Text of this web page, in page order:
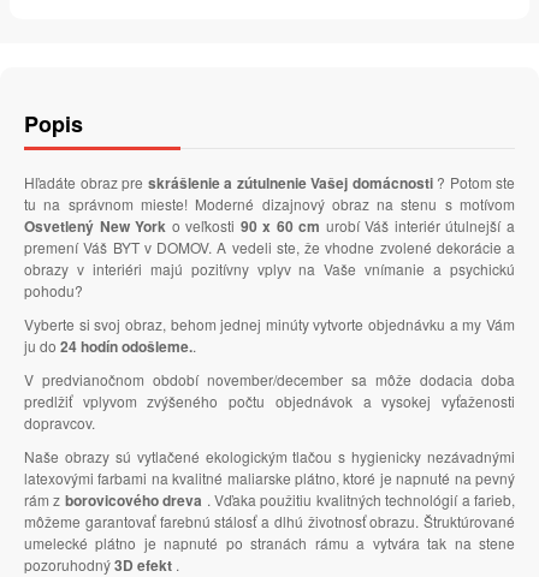
Popis
Hľadáte obraz pre skrášlenie a zútulnenie Vašej domácnosti ? Potom ste
tu na správnom mieste! Moderné dizajnový obraz na stenu s motívom
Osvetlený New York o veľkosti 90 x 60 cm urobí Váš interiér útulnejší a
premení Váš BYT v DOMOV. A vedeli ste, že vhodne zvolené dekorácie a
obrazy v interiéri majú pozitívny vplyv na Vaše vnímanie a psychickú
pohodu?
Vyberte si svoj obraz, behom jednej minúty vytvorte objednávku a my Vám
ju do 24 hodín odošleme..
V predvianočnom období november/december sa môže dodacia doba
predlžiť vplyvom zvýšeného počtu objednávok a vysokej vyťaženosti
dopravcov.
Naše obrazy sú vytlačené ekologickým tlačou s hygienicky nezávadnými
latexovými farbami na kvalitné maliarske plátno, ktoré je napnuté na pevný
rám z borovicového dreva . Vďaka použitiu kvalitných technológií a farieb,
môžeme garantovať farebnú stálosť a dlhú životnosť obrazu. Štruktúrované
umelecké plátno je napnuté po stranách rámu a vytvára tak na stene
pozoruhodný3D efekt .